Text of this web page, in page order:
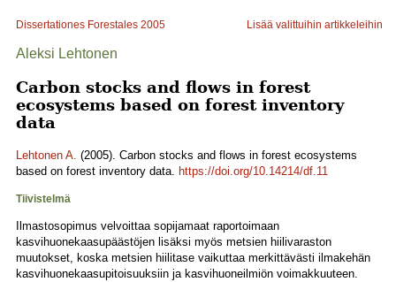
Dissertationes Forestales 2005 Lisää valittuihin artikkeleihin
Aleksi Lehtonen
Carbon stocks and flows in forest
ecosystems based on forest inventory
data
Lehtonen A. (2005). Carbon stocks and flows in forest ecosystems
based on forest inventory data. https://doi.org/10.14214/df.11
Tiivistelmä
Ilmastosopimus velvoittaa sopijamaat raportoimaan
kasvihuonekaasupäästöjen lisäksi myös metsien hiilivaraston
muutokset, koska metsien hiilitase vaikuttaa merkittävästi ilmakehän
kasvihuonekaasupitoisuuksiin ja kasvihuoneilmiön voimakkuuteen.